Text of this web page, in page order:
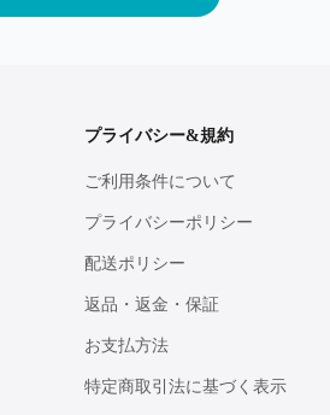
プライバシー&規約
ご利用条件について
プライバシーポリシー
配送ポリシー
返品・返金・保証
お支払方法
特定商取引法に基づく表示